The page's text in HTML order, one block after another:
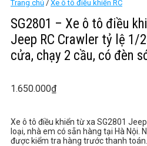
Trang chủ / Xe ô tô điều khiển RC
SG2801 – Xe ô tô điều
Jeep RC Crawler tỷ lệ 1/
cửa, chạy 2 cầu, có đèn
1.650.000₫
Xe ô tô điều khiển từ xa SG2801
loại, nhà em có sẵn hàng tại Hà Nội.
được kiểm tra hàng trước thanh toán.